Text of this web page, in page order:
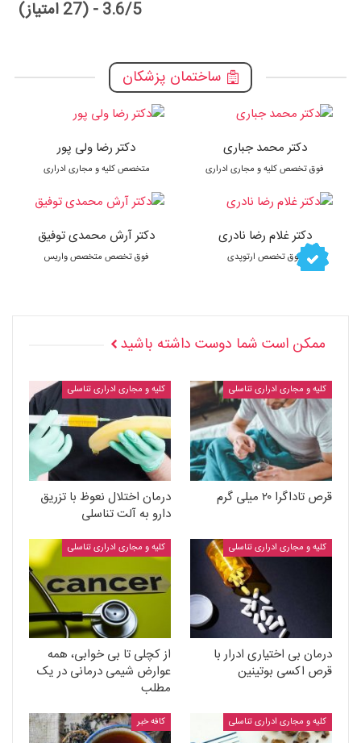
3.6/5 - (27 امتیاز)
ساختمان پزشکان
دکتر محمد جباری
فوق تخصص کلیه و مجاری ادراری
دکتر غلام رضا نادری
فوق تخصص ارتوپدی
دکتر رضا ولی پور
متخصص کلیه و مجاری ادراری
دکتر آرش محمدی توفیق
فوق تخصص متخصص واریس
ممکن است شما دوست داشته باشید
کلیه و مجاری ادراری تناسلی
قرص تاداگرا ۲۰ میلی گرم
کلیه و مجاری ادراری تناسلی
درمان اختلال نعوظ با تزریق
دارو به آلت تناسلی
کلیه و مجاری ادراری تناسلی
درمان بی اختیاری ادرار با
قرص اکسی بوتینین
کلیه و مجاری ادراری تناسلی
از کچلی تا بی خوابی، همه
عوارض شیمی درمانی در یک
مطلب
کلیه و مجاری ادراری تناسلی کافه خبر